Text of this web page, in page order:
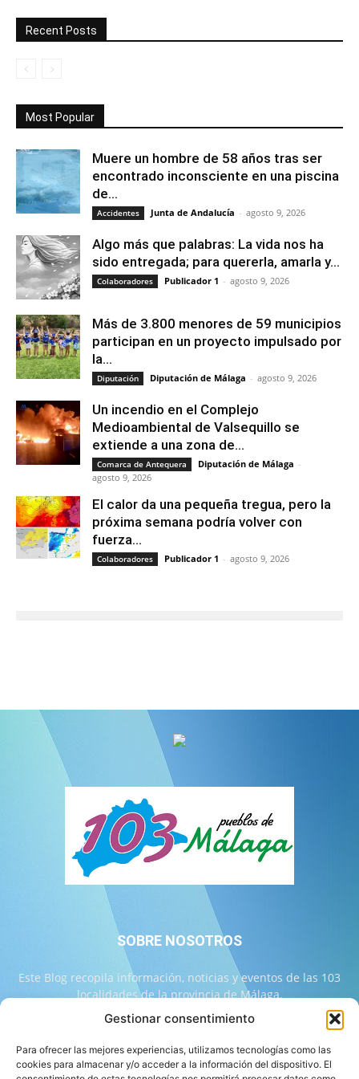
Gestionar consentimiento
Para ofrecer las mejores experiencias, utilizamos tecnologías como las
cookies para almacenar y/o acceder a la información del dispositivo. El
Recent Posts
Most Popular
Muere un hombre de 58 años tras ser
encontrado inconsciente en una piscina
de...
Accidentes Junta de Andalucía - agosto 9, 2026
Algo más que palabras: La vida nos ha
sido entregada; para quererla, amarla y...
Colaboradores Publicador 1 - agosto 9, 2026
Más de 3.800 menores de 59 municipios
participan en un proyecto impulsado por
la...
Diputación Diputación de Málaga - agosto 9, 2026
Un incendio en el Complejo
Medioambiental de Valsequillo se
extiende a una zona de...
Comarca de Antequera Diputación de Málaga -
agosto 9, 2026
El calor da una pequeña tregua, pero la
próxima semana podría volver con
fuerza...
Colaboradores Publicador 1 - agosto 9, 2026
SOBRE NOSOTROS
Este Blog recopila información, noticias y eventos de las 103
localidades de la provincia de Málaga.
Contáctanos: info@103malaga.com